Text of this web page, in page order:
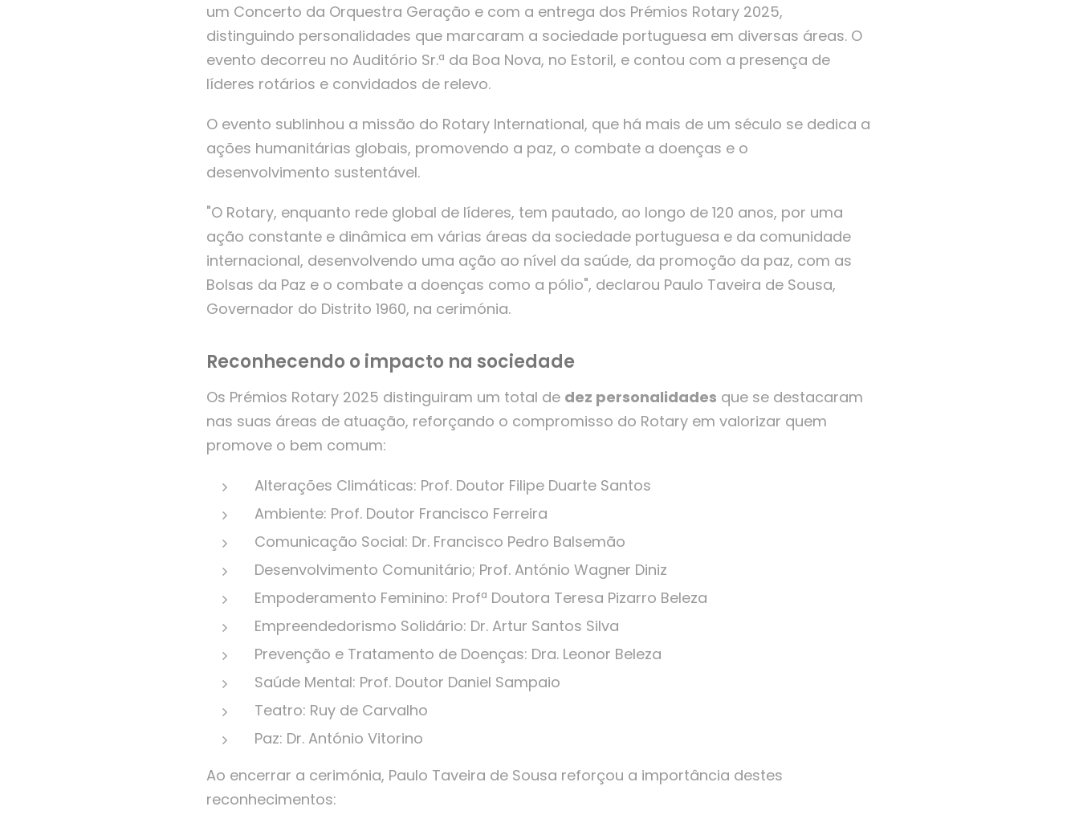
um Concerto da Orquestra Geração e com a entrega dos Prémios Rotary 2025,
distinguindo personalidades que marcaram a sociedade portuguesa em diversas áreas. O
evento decorreu no Auditório Sr.ª da Boa Nova, no Estoril, e contou com a presença de
líderes rotários e convidados de relevo.
O evento sublinhou a missão do Rotary International, que há mais de um século se dedica a
ações humanitárias globais, promovendo a paz, o combate a doenças e o
desenvolvimento sustentável.
"O Rotary, enquanto rede global de líderes, tem pautado, ao longo de 120 anos, por uma
ação constante e dinâmica em várias áreas da sociedade portuguesa e da comunidade
internacional, desenvolvendo uma ação ao nível da saúde, da promoção da paz, com as
Bolsas da Paz e o combate a doenças como a pólio", declarou Paulo Taveira de Sousa,
Governador do Distrito 1960, na cerimónia.
Reconhecendo o impacto na sociedade
Os Prémios Rotary 2025 distinguiram um total de dez personalidades que se destacaram
nas suas áreas de atuação, reforçando o compromisso do Rotary em valorizar quem
promove o bem comum:
Alterações Climáticas: Prof. Doutor Filipe Duarte Santos
Ambiente: Prof. Doutor Francisco Ferreira
Comunicação Social: Dr. Francisco Pedro Balsemão
Desenvolvimento Comunitário; Prof. António Wagner Diniz
Empoderamento Feminino: Profª Doutora Teresa Pizarro Beleza
Empreendedorismo Solidário: Dr. Artur Santos Silva
Prevenção e Tratamento de Doenças: Dra. Leonor Beleza
Saúde Mental: Prof. Doutor Daniel Sampaio
Teatro: Ruy de Carvalho
Paz: Dr. António Vitorino
Ao encerrar a cerimónia, Paulo Taveira de Sousa reforçou a importância destes
reconhecimentos: